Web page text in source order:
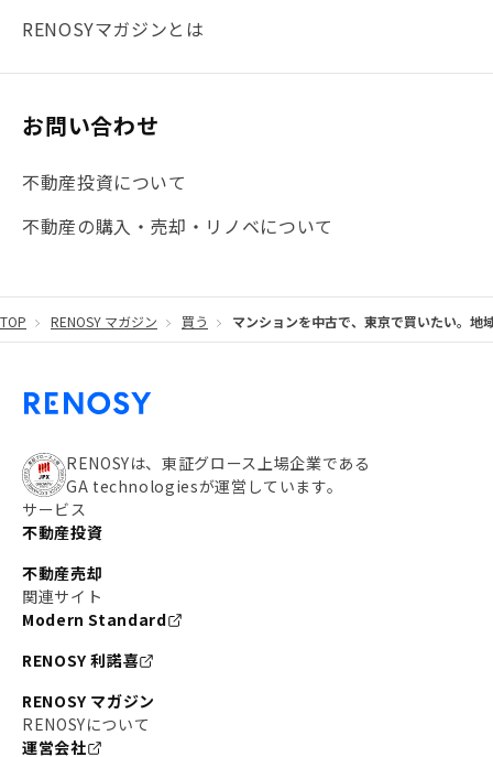
#まとめ #融資 #目黒
#JR湘南新宿ライン
#20代 #都営浅草線
#東急東横線
#都営大江戸線
#都営三田線 #不労所得
#私の資産ポートフォリオ
#わたしのリノベーションストーリー #JR横須賀線
#東京メトロ副都心線
#東京メトロ銀座線
#東京メトロ半蔵門線
#日暮里・舎人ライナー
RENOSYマガジンとは
お問い合わせ
不動産投資について
不動産の購入・売却・リノベについて
TOP RENOSY マガジン 買う マンションを中古で、東京で買いたい。地
RENOSYは、東証グロース上場企業である
GA technologiesが運営しています。
サービス
不動産投資
不動産売却
関連サイト
Modern Standard
RENOSY 利諾喜
RENOSY マガジン
RENOSYについて
運営会社